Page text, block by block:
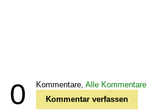
0 Kommentare, Alle Kommentare
Kommentar verfassen